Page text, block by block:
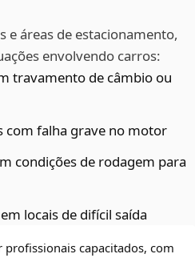
e áreas de estacionamento,
envolvendo carros:
travamento de câmbio ou
com falha grave no motor
condições de rodagem para
locais de difícil saída
capacitados, com